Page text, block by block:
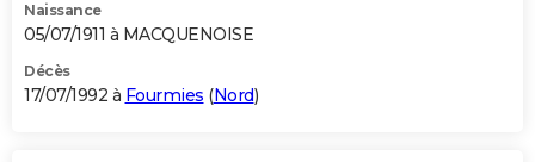
Naissance
05/07/1911 à MACQUENOISE
Décès
17/07/1992 à Fourmies (Nord)